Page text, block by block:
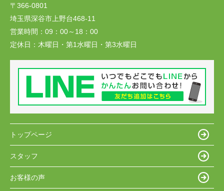
〒366-0801
埼玉県深谷市上野台468-11
営業時間： 09：00～18：00
定休日： 木曜日・第1水曜日・第3水曜日
トップページ
スタッフ
お客様の声